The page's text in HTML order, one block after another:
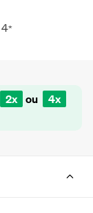
4*
2x ou 4x